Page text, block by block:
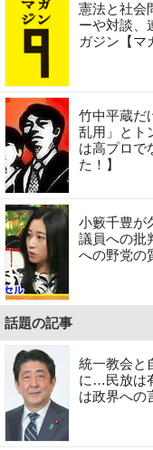
憲法と社会
ーや対談、
ガジン【マ
竹中平蔵だ
乱用」とト
は高プロで
た！】
小籔千豊が
議員への批
への野党の
話題の記事
統一教会と
に…民放は
は政界への